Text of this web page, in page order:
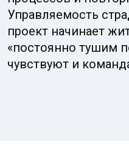
Не нашли
нужной
услуги?